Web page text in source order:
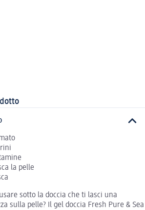
la pelle
sotto la doccia che ti lasci una
sulla pelle? Il gel doccia Fresh Pure & Sea